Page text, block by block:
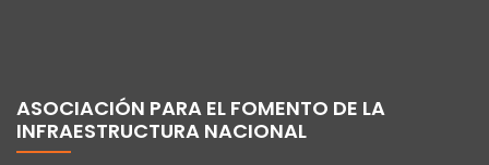
ASOCIACIÓN PARA EL FOMENTO DE LA
INFRAESTRUCTURA NACIONAL